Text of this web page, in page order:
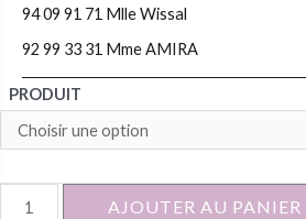
94 09 91 71 Mlle Wissal
92 99 33 31 Mme AMIRA
PRODUIT
AJOUTER AU PANIER